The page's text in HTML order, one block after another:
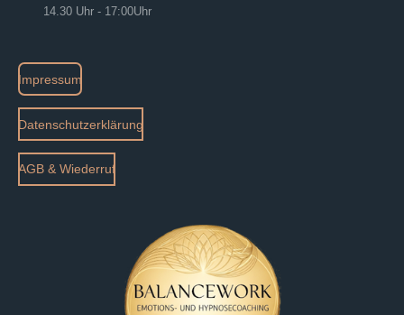
14.30 Uhr - 17:00Uhr
Impressum
Datenschutzerklärung
AGB & Wiederruf